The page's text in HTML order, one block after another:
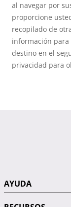
al navegar por
proporcione
recopilado de
información para
destino en el
privacidad para
AYUDA